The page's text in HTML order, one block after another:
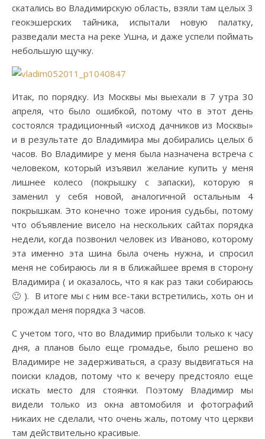
скатались во Владимирскую область, взяли там целых 3
геокэшерских тайника, испытали новую палатку,
разведали места на реке Ушна, и даже успели поймать
небольшую щучку.
Итак, по порядку. Из Москвы мы выехали в 7 утра 30
апреля, что было ошибкой, потому что в этот день
состоялся традиционный «исход дачников из Москвы»
и в результате до Владимира мы добирались целых 6
часов. Во Владимире у меня была назначена встреча с
человеком, который изъявил желание купить у меня
лишнее колесо (покрышку с запаски), которую я
заменил у себя новой, аналогичной остальным 4
покрышкам. Это конечно тоже ирония судьбы, потому
что объявление висело на нескольких сайтах порядка
недели, когда позвонил человек из Иваново, которому
эта именно эта шина была очень нужна, и спросил
меня не собираюсь ли я в ближайшее время в сторону
Владимира ( и оказалось, что я как раз таки собираюсь
🙂 ). В итоге мы с ним все-таки встретились, хоть он и
прождал меня порядка 3 часов.
С учетом того, что во Владимир прибыли только к часу
дня, а планов было еще громадье, было решено во
Владимире не задерживаться, а сразу выдвигаться на
поиски кладов, потому что к вечеру предстояло еще
искать место для стоянки. Поэтому Владимир мы
видели только из окна автомобиля и фотографий
никаих не сделали, что очень жаль, потому что церкви
там действительно красивые.